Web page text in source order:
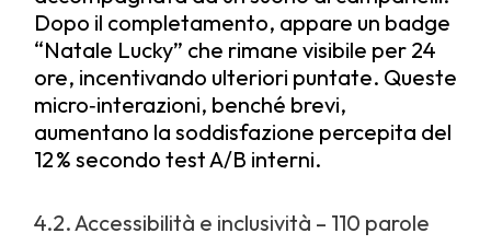
Dopo il completamento, appare un badge
“Natale Lucky” che rimane visibile per 24
ore, incentivando ulteriori puntate. Queste
micro‑interazioni, benché brevi,
aumentano la soddisfazione percepita del
12 % secondo test A/B interni.
4.2. Accessibilità e inclusività – 110 parole